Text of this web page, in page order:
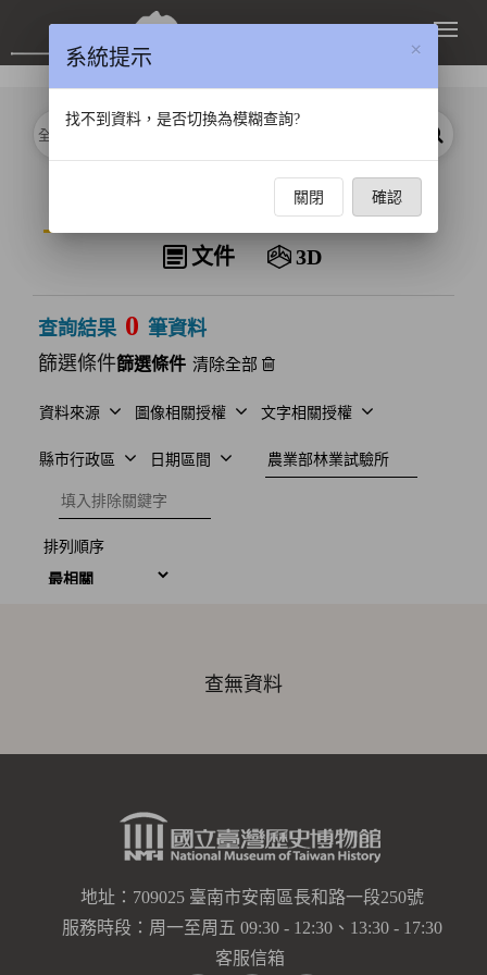
跳到主要內容區塊
展
分類 關鍵字
資料類型
影片 聲音
文件 3D
查詢結果 0 筆資料
篩選條件
清除全部
資料來源 圖像相關授權 文字相關授權
縣市行政區 日期區間
建檔單位
排除關鍵字
排列順序
查無資料
地址：709025 臺南市安南區長和路一段250號
服務時段：周一至周五 09:30 - 12:30、13:30 - 17:30
客服信箱
×
系統提示
找不到資料，是否切換為模糊查詢?
關閉 確認